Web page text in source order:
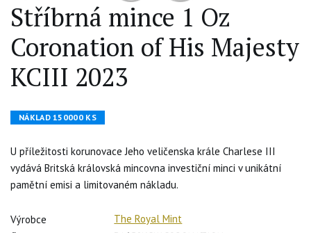
Stříbrná mince 1 Oz
Coronation of His Majesty
KCIII 2023
NÁKLAD 150000 KS
U příležitosti korunovace Jeho veličenska krále Charlese III
vydává Britská královská mincovna investiční minci v unikátní
pamětní emisi a limitovaném nákladu.
Výrobce
The Royal Mint